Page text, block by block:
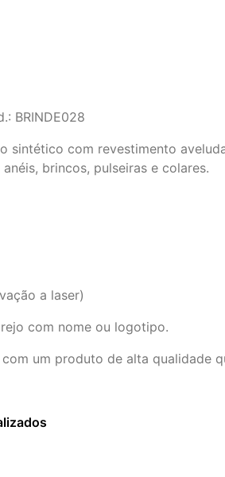
BRINDE028
sintético com revestimento
brincos, pulseiras e colares.
a laser)
com nome ou logotipo.
um produto de alta qualidade